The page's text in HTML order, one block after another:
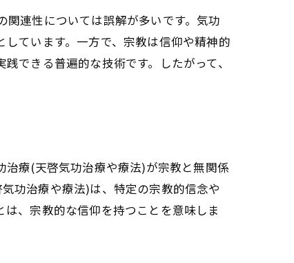
連性については誤解が多いです。気功
ています。一方で、宗教は信仰や精神的
できる普遍的な技術です。したがって、
療(天啓気功治療や療法)が宗教と無関係
功治療や療法)は、特定の宗教的信念や
、宗教的な信仰を持つことを意味しま